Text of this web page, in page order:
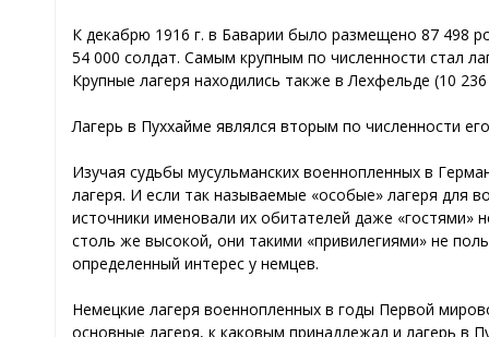
К декабрю 1916 г. в Баварии было размещено 87 498
54 000 солдат. Самым крупным по численности стал
Крупные лагеря находились также в Лехфельде (10
Лагерь в Пуххайме являлся вторым по численности
Изучая судьбы мусульманских военнопленных в
лагеря. И если так называемые «особые» лагеря для
источники именовали их обитателей даже «гостями»
столь же высокой, они такими «привилегиями» не
определенный интерес у немцев.
Немецкие лагеря военнопленных в годы Первой
основные лагеря, к каковым принадлежал и лагерь в